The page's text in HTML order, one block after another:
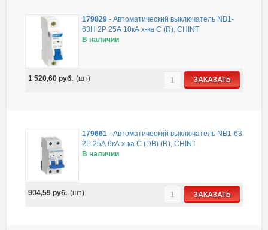
179829- Автоматический выключатель NB1-
63H 2P 25А 10кА х-ка C (R), CHINT
В наличии
1 520,60 руб. (шт) ЗАКАЗАТЬ
179661- Автоматический выключатель NB1-63
2P 25А 6кА х-ка C (DB) (R), CHINT
В наличии
904,59 руб. (шт) ЗАКАЗАТЬ